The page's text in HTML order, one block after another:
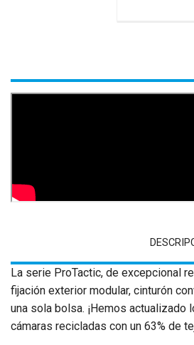
La serie ProTactic, de excepcional
fijación exterior modular, cinturón
una sola bolsa. ¡Hemos
cámaras recicladas con un 63% de